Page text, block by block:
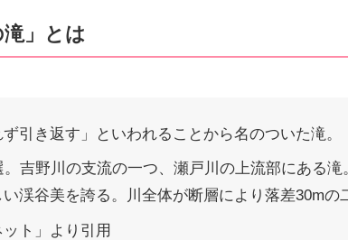
滝」とは
ず引き返す」といわれることから名のついた滝。
吉野川の支流の一つ、瀬戸川の上流部にある
渓谷美を誇る。川全体が断層により落差30mの
ト」より引用